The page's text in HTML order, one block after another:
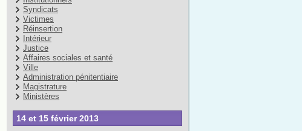
Syndicats
Victimes
Réinsertion
Intérieur
Justice
Affaires sociales et santé
Ville
Administration pénitentiaire
Magistrature
Ministères
14 et 15 février 2013